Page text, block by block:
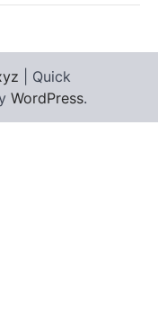
| Quick
WordPress.